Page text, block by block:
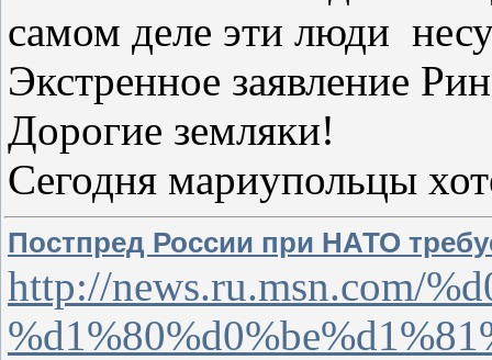
самом деле эти люди
Экстренное заявление
Дорогие земляки!
Сегодня мариупольцы
Постпред России при НАТО
http://news.ru.msn.com/